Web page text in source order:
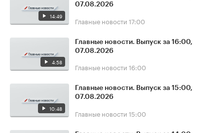
14:49
07.08.2026
Главные новости 17:00
4:58
Главные новости. Выпуск за 16:00,
07.08.2026
Главные новости 16:00
10:48
Главные новости. Выпуск за 15:00,
07.08.2026
Главные новости 15:00